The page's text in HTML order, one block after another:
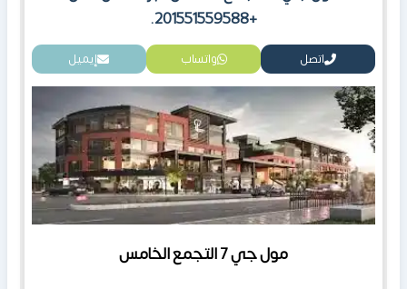
+201551559588.
اتصل واتساب إيميل
مول جي 7 التجمع الخامس